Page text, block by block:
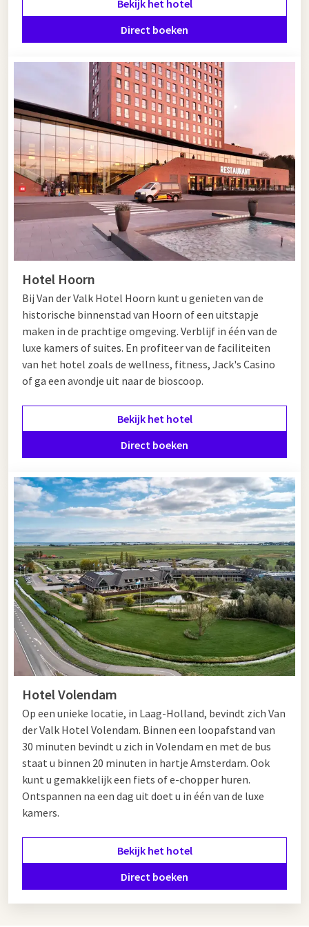
Hotel in de buurt van de Zaanstreek
Van der Valk Hotel Amsterdam - Amstel biedt een uitstekende
combinatie van luxe, comfort en een gunstige locatie. Geniet
van ruime, modern ingerichte kamers, diverse restaurants,
een sfeervolle hotelbar en uitgebreide
wellnessvoorzieningenmet sauna’s, zwembad en fitness. Of u
nu kiest voor een ontspannen ontdekkingstocht door de
Zaanstreek of een culturele citytrip in Amsterdam, dit hotel
biedt het beste van twee werelden. Boek vandaag nog uw
verblijf en laat u verrassen door alles wat deze regio te bieden
heeft.
Bekijk het hotel
Direct boeken
Hotel Hoorn
Bij Van der Valk Hotel Hoorn kunt u genieten van de
historische binnenstad van Hoorn of een uitstapje
maken in de prachtige omgeving. Verblijf in één van de
luxe kamers of suites. En profiteer van de faciliteiten
van het hotel zoals de wellness, fitness, Jack's Casino
of ga een avondje uit naar de bioscoop.
Bekijk het hotel
Direct boeken
Hotel Volendam
Op een unieke locatie, in Laag-Holland, bevindt zich Van
der Valk Hotel Volendam. Binnen een loopafstand van
30 minuten bevindt u zich in Volendam en met de bus
staat u binnen 20 minuten in hartje Amsterdam. Ook
kunt u gemakkelijk een fiets of e-chopper huren.
Ontspannen na een dag uit doet u in één van de luxe
kamers.
Bekijk het hotel
Direct boeken